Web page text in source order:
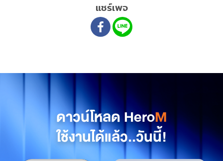
แชร์เพจ
ดาวน์โหลด HeroM
ใช้งานได้แล้ว..วันนี้!